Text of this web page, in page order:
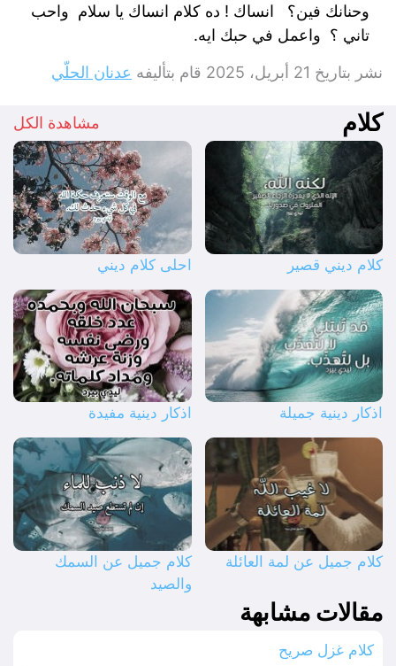
وحنانك فين؟ انساك ! ده كلام انساك يا سلام واحب
تاني ؟ واعمل في حبك ايه.
نشر بتاريخ 21 أبريل، 2025 قام بتأليفه عدنان الحلّي
كلام مشاهدة الكل
كلام ديني قصير احلى كلام ديني
اذكار دينية جميلة اذكار دينية مفيدة
كلام جميل عن لمة العائلة
كلام جميل عن السمك
والصيد
مقالات مشابهة
كلام غزل صريح